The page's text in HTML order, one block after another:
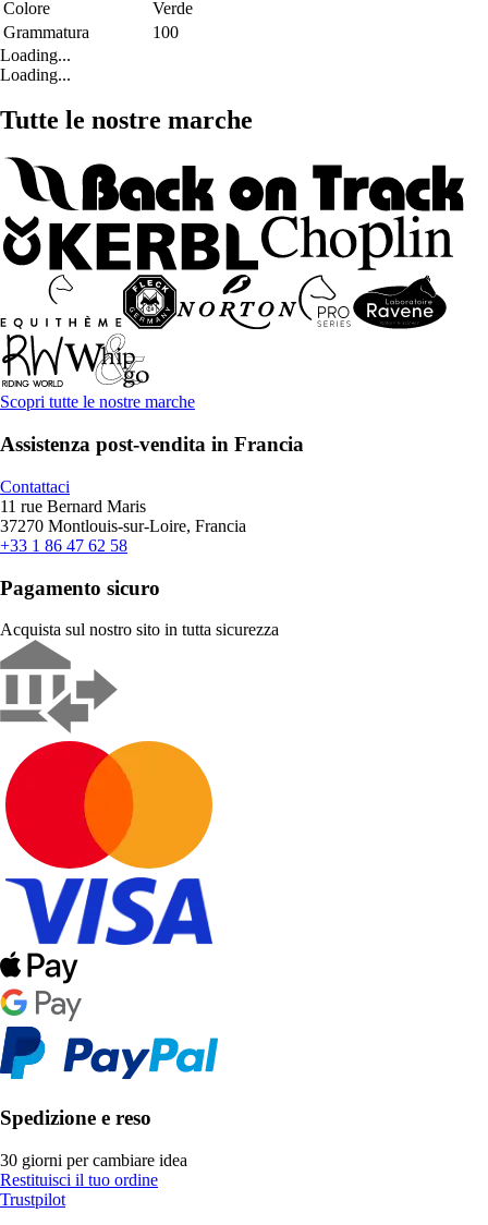
Colore
Verde
Grammatura
100
Loading...
Loading...
Tutte le nostre marche
Scopri tutte le nostre marche
Assistenza post-vendita in Francia
Contattaci
11 rue Bernard Maris
37270 Montlouis-sur-Loire, Francia
+33 1 86 47 62 58
Pagamento sicuro
Acquista sul nostro sito in tutta sicurezza
Spedizione e reso
30 giorni per cambiare idea
Restituisci il tuo ordine
Trustpilot